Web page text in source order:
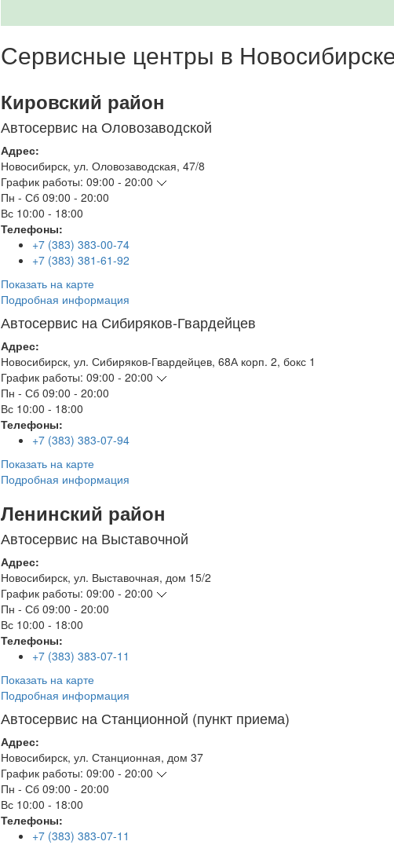
Сервисные центры в
Кировский район
Автосервис на Оловозаводской
Адрес:
Новосибирск, ул. Оловозаводская, 47/8
График работы: 09:00 - 20:00
Пн - Сб 09:00 - 20:00
Вс 10:00 - 18:00
Телефоны:
+7 (383) 383-00-74
+7 (383) 381-61-92
Показать на карте
Подробная информация
Автосервис на Сибиряков-Гвардейцев
Адрес:
Новосибирск, ул. Сибиряков-Гвардейцев, 68А корп. 2, бокс 1
График работы: 09:00 - 20:00
Пн - Сб 09:00 - 20:00
Вс 10:00 - 18:00
Телефоны:
+7 (383) 383-07-94
Показать на карте
Подробная информация
Ленинский район
Автосервис на Выставочной
Адрес:
Новосибирск, ул. Выставочная, дом 15/2
График работы: 09:00 - 20:00
Пн - Сб 09:00 - 20:00
Вс 10:00 - 18:00
Телефоны:
+7 (383) 383-07-11
Показать на карте
Подробная информация
Автосервис на Станционной (пункт приема)
Адрес:
Новосибирск, ул. Станционная, дом 37
График работы: 09:00 - 20:00
Пн - Сб 09:00 - 20:00
Вс 10:00 - 18:00
Телефоны:
+7 (383) 383-07-11